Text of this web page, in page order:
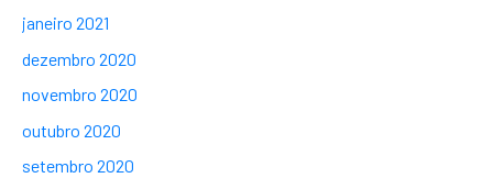
janeiro 2021
dezembro 2020
novembro 2020
outubro 2020
setembro 2020